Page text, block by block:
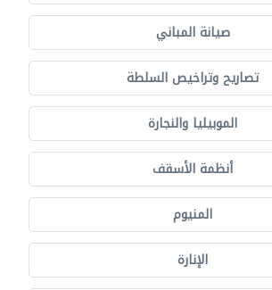
صيانة المباني
تصاريح وتراخيص السلطة
الموبيليا والنجارة
أنظمة الأسقف
المنيوم
الإنارة